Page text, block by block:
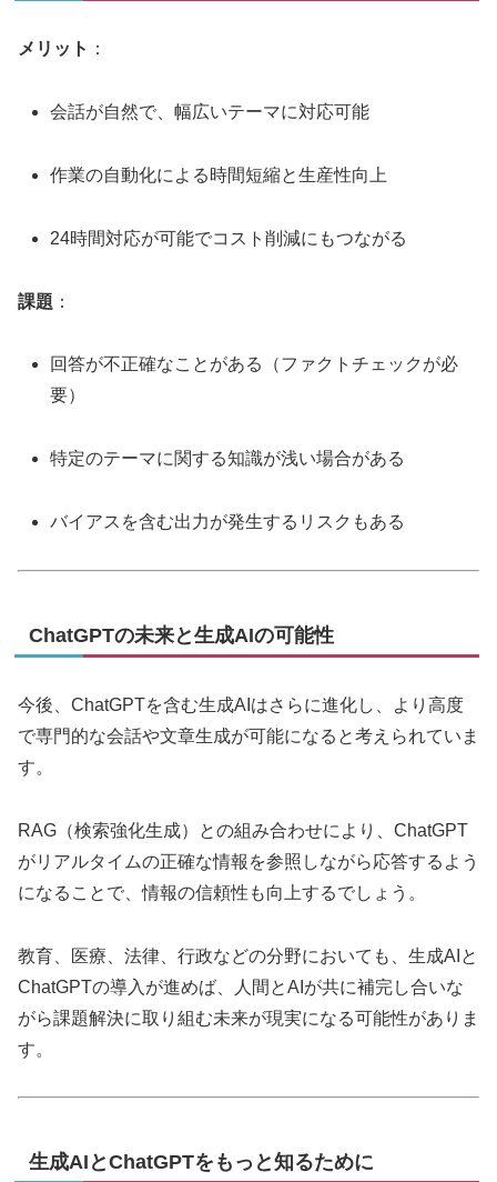
メリット ：
会話が自然で、幅広いテーマに対応可能
作業の自動化による時間短縮と生産性向上
24時間対応が可能でコスト削減にもつながる
課題 ：
回答が不正確なことがある（ファクトチェックが必
要）
特定のテーマに関する知識が浅い場合がある
バイアスを含む出力が発生するリスクもある
ChatGPTの未来と生成AIの可能性
今後、ChatGPTを含む生成AIはさらに進化し、より高度
で専門的な会話や文章生成が可能になると考えられていま
す。
RAG（検索強化生成）との組み合わせにより、ChatGPT
がリアルタイムの正確な情報を参照しながら応答するよう
になることで、情報の信頼性も向上するでしょう。
教育、医療、法律、行政などの分野においても、生成AIと
ChatGPTの導入が進めば、人間とAIが共に補完し合いな
がら課題解決に取り組む未来が現実になる可能性がありま
す。
生成AIとChatGPTをもっと知るために